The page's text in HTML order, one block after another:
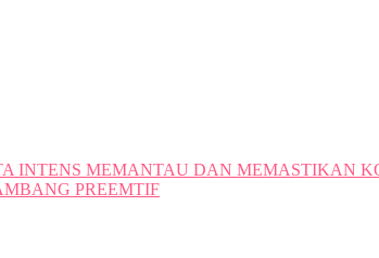
INTENS MEMANTAU DAN MEMASTIKAN
PREEMTIF